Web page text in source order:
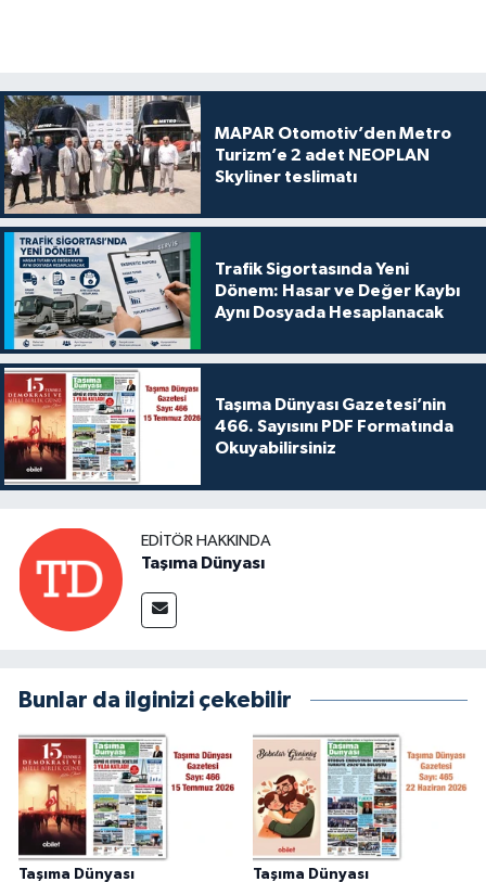
MAPAR Otomotiv’den Metro
Turizm’e 2 adet NEOPLAN
Skyliner teslimatı
Trafik Sigortasında Yeni
Dönem: Hasar ve Değer Kaybı
Aynı Dosyada Hesaplanacak
Taşıma Dünyası Gazetesi’nin
466. Sayısını PDF Formatında
Okuyabilirsiniz
EDITÖR HAKKINDA
Taşıma Dünyası
Bunlar da ilginizi çekebilir
Taşıma Dünyası Taşıma Dünyası